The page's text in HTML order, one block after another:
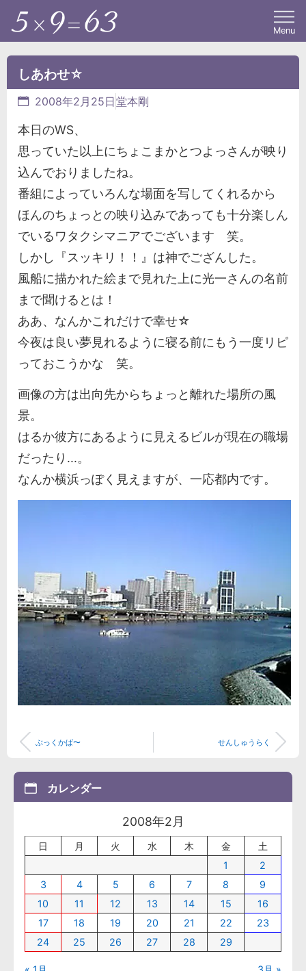
Menu
しあわせ☆
2008年2月25日 堂本剛
本日のWS、
思っていた以上にちょこまかとつよっさんが映り
込んでおりましたね。
番組によっていろんな場面を写してくれるから
ほんのちょっとの映り込みであっても十分楽しん
でいるワタクシマニアでございます 笑。
しかし『スッキリ！！』は神でござんした。
風船に描かれた絵まで見れた上に光一さんの名前
まで聞けるとは！
ああ、なんかこれだけで幸せ☆
今夜は良い夢見れるように寝る前にもう一度リピ
っておこうかな 笑。
画像の方は出向先からちょっと離れた場所の風
景。
はるか彼方にあるように見えるビルが現在の職場
だったり...。
なんか横浜っぽく見えますが、一応都内です。
ぶっくかば〜 せんしゅうらく
カレンダー
2008年2月
日 月 火 水 木 金
土
1
2
3
4 5 6 7 8
9
10
11 12 13 14 15
16
17
18 19 20 21 22
23
24
25 26 27 28 29